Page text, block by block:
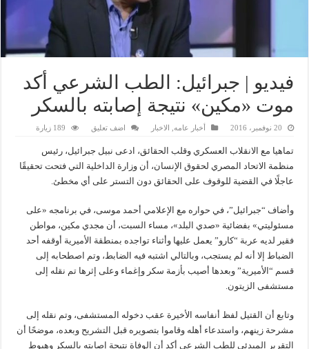
فيديو | جبرائيل: الطب الشرعي أكد
موت «مكين» نتيجة إصابته بالسكر
20 نوفمبر، 2016 أخبار عامه الاخبار اضف تعليق 189 زيارة
تماهيا مع الانقلاب العسكري وقلب الحقائق، ادعى نبيل جبرائيل، رئيس
منظمة الاتحاد المصري لحقوق الإنسان، أن وزارة الداخلية التي فتحت تحقيقًا
عاجلًا في القضية للوقوف على الحقائق دون التستر على أي مخطئ.
وأضاف “جبرائيل”، في حواره مع الإعلامي أحمد موسى، في برنامجه «على
مسئوليتي» بفضائية «صدي البلد»، مساء السبت، أن مجدي مكين، مواطن
فقير لديه عربة “كارو” يعمل عليها وأثناء تواجده بمنطقة الأميرية أوقفه أحد
الضباط إلا أنه لم يستجب، وبالتالي اشتبه فيه الضابط، وتم اصطحابه إلى
قسم “الأميرية” وبعدها أصيب بأزمة سكر وإغماء وعلى إثرها تم نقله إلى
مستشفى الزيتون.
وتابع أن القتيل لفظ أنفاسه الأخيرة عقب دخوله المستشفى، وتم نقله إلى
مشرحة زينهم، واستدعاء أهله وقاموا بتصويره قبل التشريح وبعده، موضحًا أن
التقرير المبدئي للطب الشرعي أكد أن الوفاة نتيجة إصابته بالسكر وهبوط